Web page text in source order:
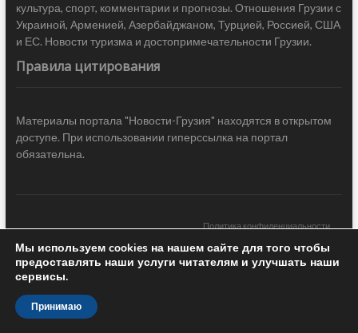
культура, спорт, комментарии и прогнозы. Отношения Грузии с
Украиной, Арменией, Азербайджаном, Турцией, Россией, США
и ЕС. Новости туризма и достопримечательности Грузии.
Правила цитирования
Материалы портала "Новости-Грузия" находятся в открытом
доступе. При использовании гиперссылка на портал
обязательна.
Политика конфиденциальности
Новости Грузии| Black Sea Press LTD © 2020 All Rights Reserved /
Design & development —
Мы используем cookies на нашем сайте для того чтобы
предоставлять наши услуги читателям и улучшать наши
сервисы.
Принимаю